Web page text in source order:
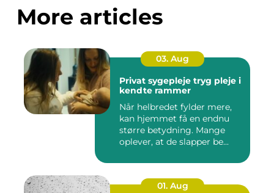
More articles
03. Aug
Privat sygepleje tryg pleje i
kendte rammer
Når helbredet fylder mere,
kan hjemmet få en endnu
større betydning. Mange
oplever, at de slapper be...
01. Aug